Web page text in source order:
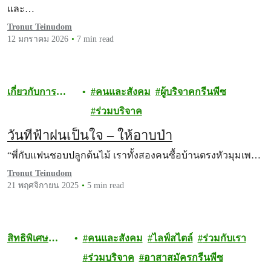
และ…
Tronut Teinudom
12 มกราคม 2026
7 min read
เกี่ยวกับการ
คนและสังคม
ผู้บริจาคกรีนพีซ
ร่วมบริจาค
วันที่ฟ้าฝนเป็นใจ – ให้อาบป่า
“พี่กับแฟนชอบปลูกต้นไม้ เราทั้งสองคนซื้อบ้านตรงหัวมุมเพ…
Tronut Teinudom
21 พฤศจิกายน 2025
5 min read
สิทธิพิเศษ
คนและสังคม ไลฟ์สไตล์
ร่วมกับเรา
ร่วมบริจาค
อาสาสมัครกรีนพีซ